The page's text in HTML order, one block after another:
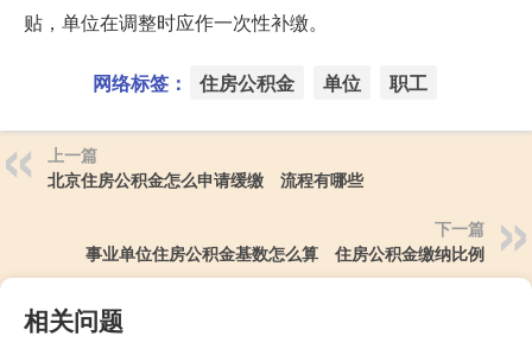
贴，单位在调整时应作一次性补缴。
网络标签： 住房公积金 单位 职工
上一篇
北京住房公积金怎么申请缓缴 流程有哪些
下一篇
事业单位住房公积金基数怎么算 住房公积金缴纳比例
相关问题